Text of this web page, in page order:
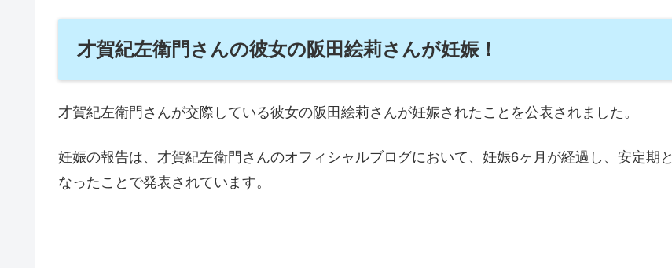
才賀紀左衛門さんの彼女の阪田絵莉さんが妊娠！
才賀紀左衛門さんが交際している彼女の阪田絵莉さんが妊娠されたことを公表されました。
妊娠の報告は、才賀紀左衛門さんのオフィシャルブログにおいて、妊娠6ヶ月が経過し、安定期と
なったことで発表されています。